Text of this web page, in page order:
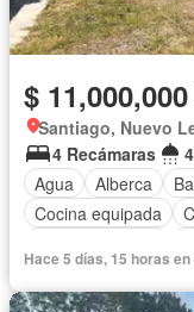
$
Santiago, Nuevo
4 Recámaras
Agua
Alberca
Cocina equipada
Recámara con closet
Hace 5 días, 15 horas